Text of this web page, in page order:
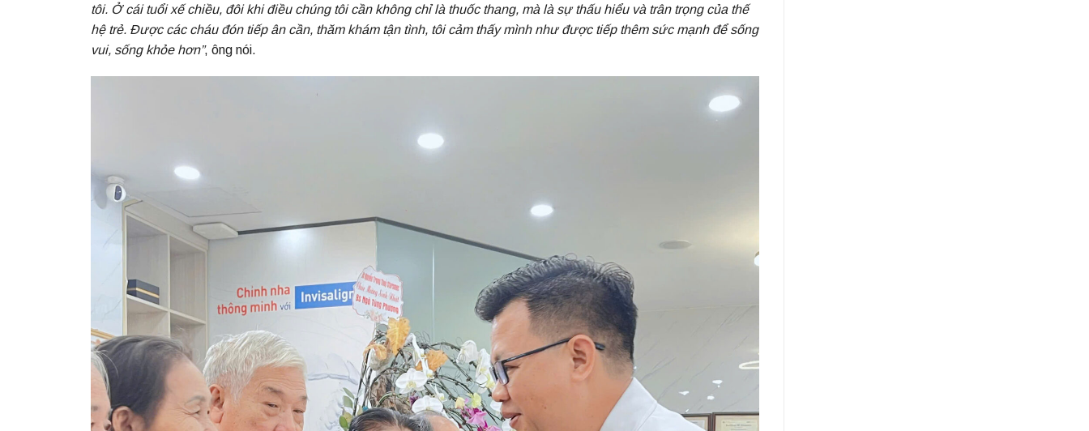
tôi. Ở cái tuổi xế chiều, đôi khi điều chúng tôi cần không chỉ là thuốc thang, mà là sự thấu hiểu và trân trọng của thế
hệ trẻ. Được các cháu đón tiếp ân cần, thăm khám tận tình, tôi cảm thấy mình như được tiếp thêm sức mạnh để sống
vui, sống khỏe hơn”, ông nói.